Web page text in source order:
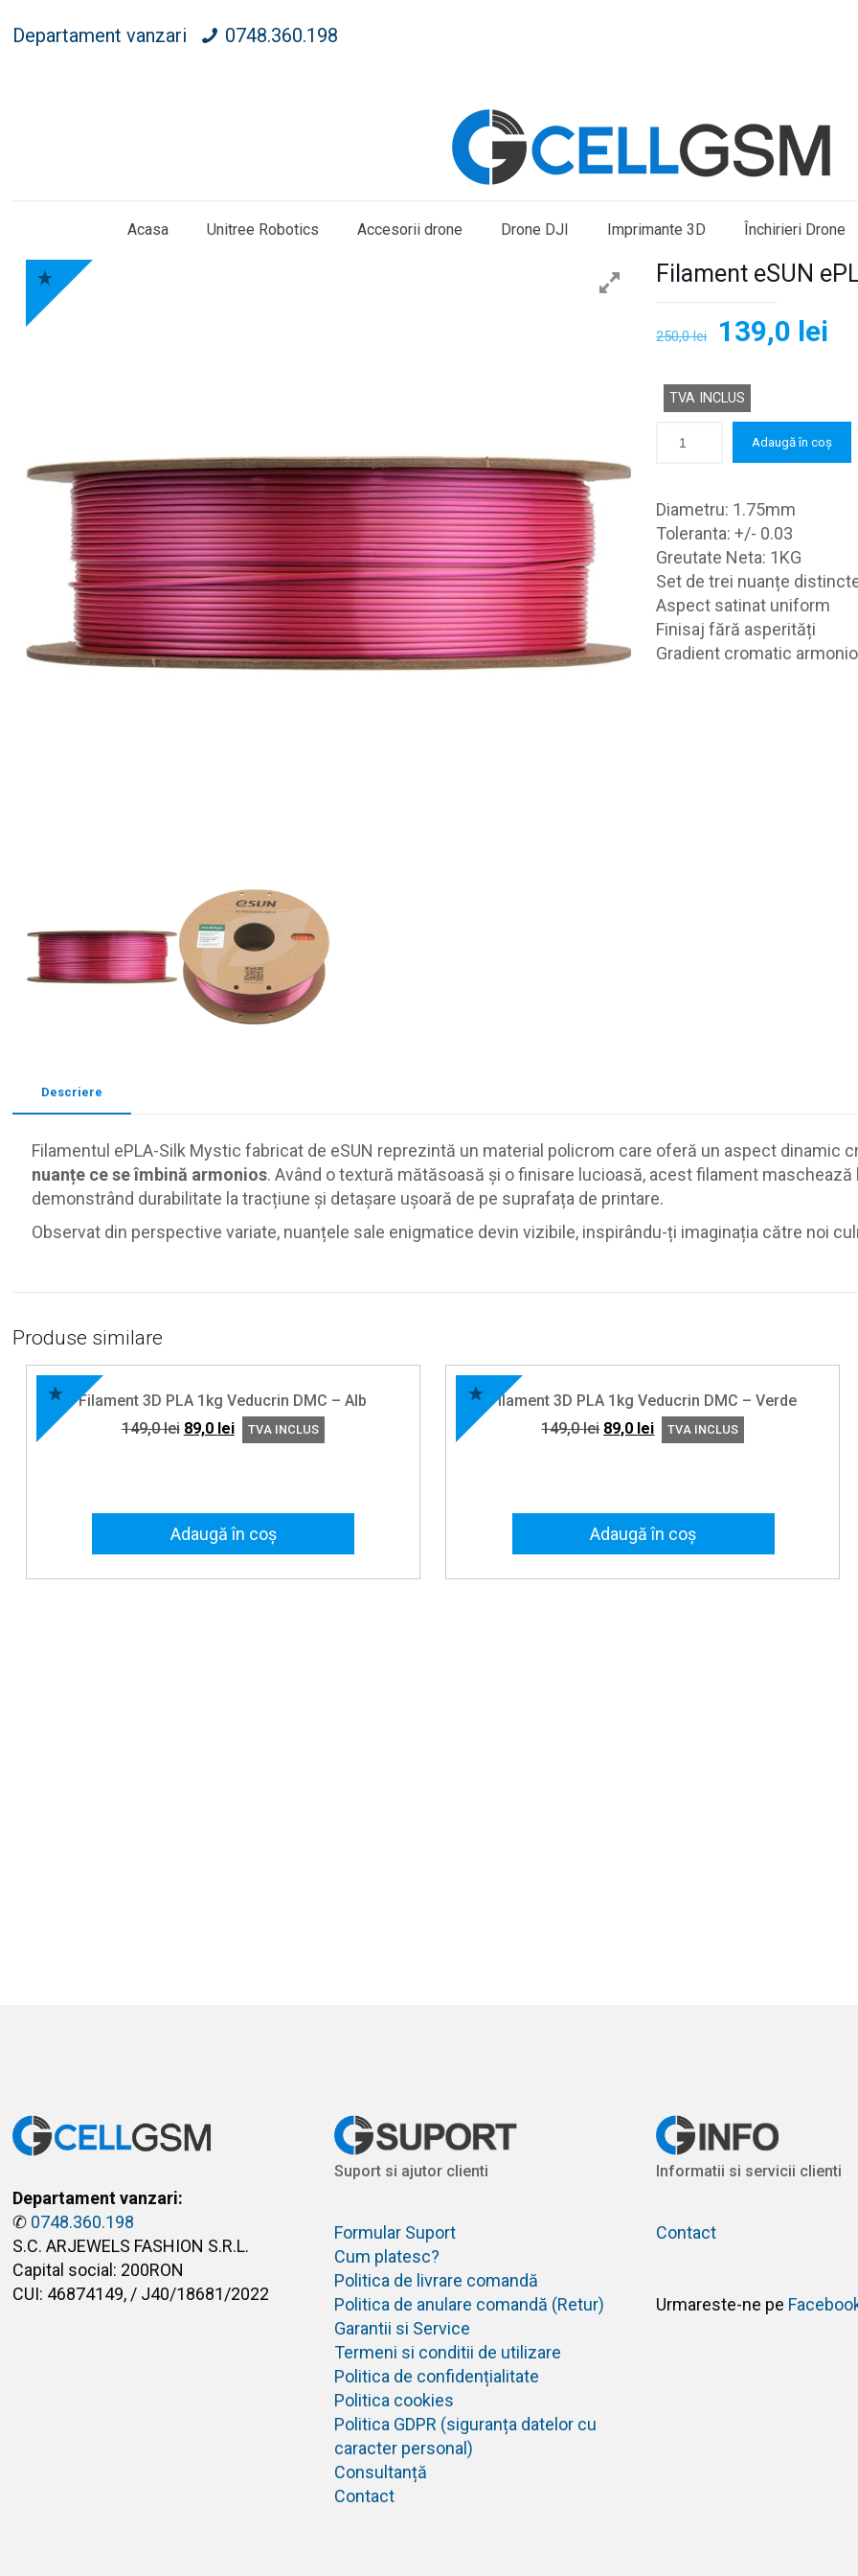
Departament vanzari 0748.360.198
Acasa Unitree Robotics Accesorii drone Drone DJI Imprimante 3D Închirieri Drone
Filament eSUN
250,0lei
Prețul
a
fost:
250,0 lei.
139,0 lei
TVA INCLUS
Adaugă în coș
Diametru: 1.75mm
Toleranta: +/- 0.03
Greutate Neta: 1KG
Set de trei nuanțe
Aspect satinat uniform
Finisaj fără asperități
Gradient cromatic
Descriere
Filamentul ePLA-Silk Mystic fabricat de eSUN reprezintă un material policrom care oferă un aspect dinamic
nuanțe ce se îmbină armonios. Având o textură mătăsoasă și o finisare lucioasă, acest filament
demonstrând durabilitate la tracțiune și detașare ușoară de pe suprafața de printare.
Observat din perspective variate, nuanțele sale enigmatice devin vizibile, inspirându-ți imaginația către noi
Produse similare
Filament 3D PLA 1kg Veducrin DMC – Alb
149,0lei Prețul
149,0 lei.
89,0 leiPrețul
curent
TVA INCLUS
Adaugă în coș
Filament 3D PLA 1kg Veducrin DMC – Verde
149,0lei Prețul
149,0 lei.
89,0 leiPrețul
curent
TVA INCLUS
Adaugă în coș
Departament vanzari:
✆ 0748.360.198
S.C. ARJEWELS FASHION S.R.L.
Capital social: 200RON
CUI: 46874149, / J40/18681/2022
Suport si ajutor clienti
Formular Suport
Cum platesc?
Politica de livrare comandă
Politica de anulare comandă (Retur)
Garantii si Service
Termeni si conditii de utilizare
Politica de confidențialitate
Politica cookies
Politica GDPR (siguranța datelor cu
caracter personal)
Consultanță
Contact
Informatii si servicii clienti
Contact
Urmareste-ne pe